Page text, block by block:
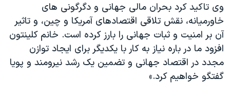
اسرائیل در جنگ
نرگس محمدی برنده جایزه نوبل صلح
همایش محافظه‌کاران آمریکا «سی‌پک»
صفحه‌های ویژه
وی تاکید کرد بحران مالی جهانی و دگرگونی های
خاورمیانه، نقش تلاقی اقتصادهای آمریکا و چین، و تاثیر
آن بر امنیت و ثبات جهانی را بارز کرده است. خانم کلینتون
افزود ما در باره نیاز به کار با یکدیگر برای ایجاد توازن
مجدد در اقتصاد جهانی و تضمین یک رشد نیرومند و پویا
گفتگو خواهیم کرد.»